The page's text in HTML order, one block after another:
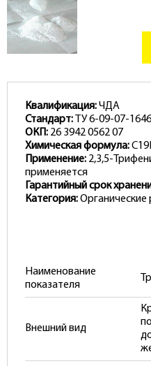
Квалификация:ЧДА
Стандарт: ТУ 6-09-07-
ОКП: 26 3942 0562 07
Химическая формула:
Применение: 2,3,5-
применяется
Гарантийный срок
Категория:Органические
Наименование
показателя
Внешний вид